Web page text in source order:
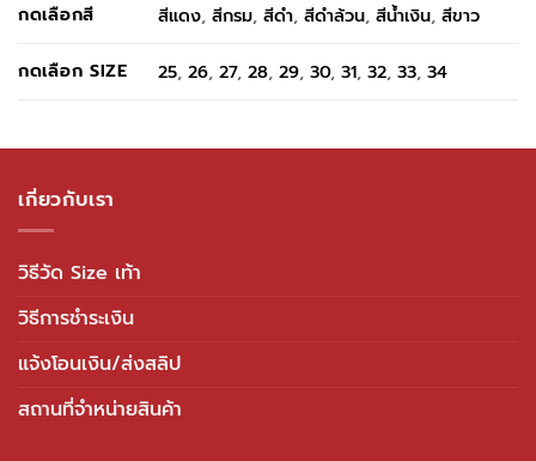
กดเลือกสี สีแดง,สีกรม,สีดำ,สีดำล้วน,สีน้ำเงิน,สีขาว
กดเลือก SIZE 25,26,27,28,29,30,31,32,33,34
เกี่ยวกับเรา
วิธีวัด Size เท้า
วิธีการชำระเงิน
แจ้งโอนเงิน/ส่งสลิป
สถานที่จำหน่ายสินค้า